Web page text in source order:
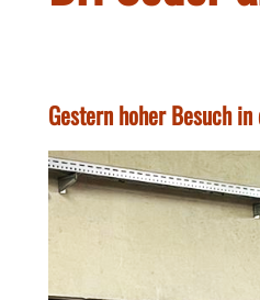
Gestern hoher Besuch